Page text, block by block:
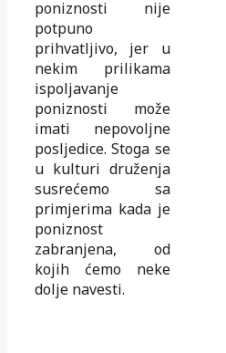
poniznosti nije
potpuno
prihvatljivo, jer u
nekim prilikama
ispoljavanje
poniznosti može
imati nepovoljne
posljedice. Stoga se
u kulturi druženja
susrećemo sa
primjerima kada je
poniznost
zabranjena, od
kojih ćemo neke
dolje navesti.